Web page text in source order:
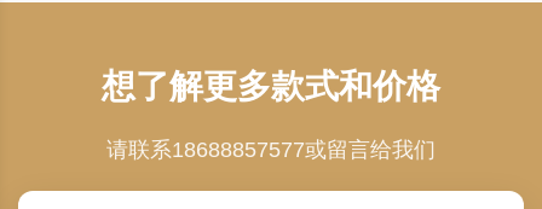
想了解更多款式和价格
请联系18688857577或留言给我们